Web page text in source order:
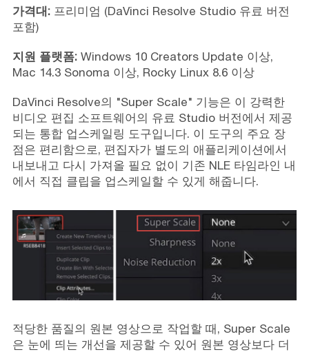
가격대:프리미엄 (DaVinci Resolve Studio 유료 버전
포함)
지원 플랫폼:Windows 10 Creators Update 이상,
Mac 14.3 Sonoma 이상, Rocky Linux 8.6 이상
DaVinci Resolve의 "Super Scale" 기능은 이 강력한
비디오 편집 소프트웨어의 유료 Studio 버전에서 제공
되는 통합 업스케일링 도구입니다. 이 도구의 주요 장
점은 편리함으로, 편집자가 별도의 애플리케이션에서
내보내고 다시 가져올 필요 없이 기존 NLE 타임라인 내
에서 직접 클립을 업스케일할 수 있게 해줍니다.
적당한 품질의 원본 영상으로 작업할 때, Super Scale
은 눈에 띄는 개선을 제공할 수 있어 원본 영상보다 더